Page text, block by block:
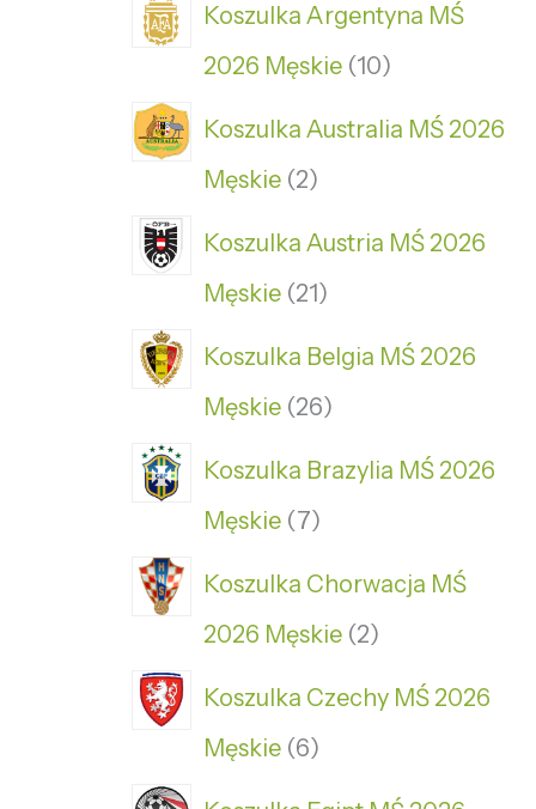
Koszulka Argentyna MŚ
2026 Męskie 10
Koszulka Australia MŚ 2026
Męskie 2
Koszulka Austria MŚ 2026
Męskie 21
Koszulka Belgia MŚ 2026
Męskie 26
Koszulka Brazylia MŚ 2026
Męskie 7
Koszulka Chorwacja MŚ
2026 Męskie 2
Koszulka Czechy MŚ 2026
Męskie 6